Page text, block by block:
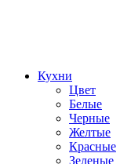
Кухни
Цвет
Белые
Черные
Желтые
Красные
Зеленые